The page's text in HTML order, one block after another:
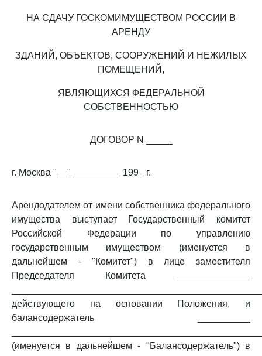
НА СДАЧУ ГОСКОМИМУЩЕСТВОМ РОССИИ В
АРЕНДУ
ЗДАНИЙ, ОБЪЕКТОВ, СООРУЖЕНИЙ И НЕЖИЛЫХ
ПОМЕЩЕНИЙ,
ЯВЛЯЮЩИХСЯ ФЕДЕРАЛЬНОЙ
СОБСТВЕННОСТЬЮ
ДОГОВОР N _____
г. Москва "__" _________ 199_ г.
Арендодателем от имени собственника федерального
имущества выступает Государственный комитет
Российской Федерации по управлению
государственным имуществом (именуется в
дальнейшем - "Комитет") в лице заместителя
Председателя Комитета ______________
действующего на основании Положения, и
балансодержатель __________
(именуется в дальнейшем - "Балансодержатель") в